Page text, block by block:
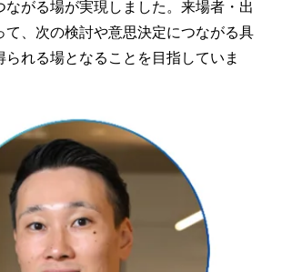
ながる場が実現しました。来場者・出
て、次の検討や意思決定につながる具
られる場となることを目指していま